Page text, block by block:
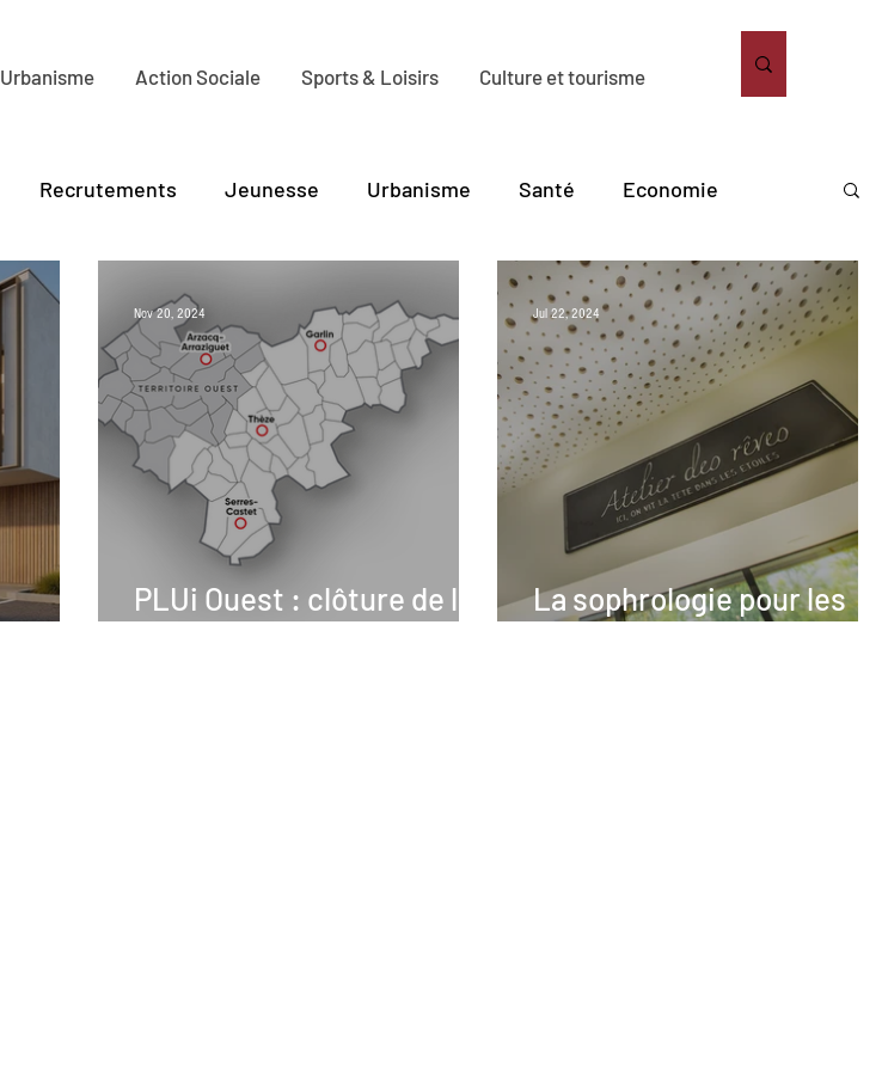
Urbanisme Action Sociale Sports & Loisirs Culture et tourisme
Recrutements Jeunesse Urbanisme Santé Economie
PLR Solidarité Sport Loisirs
PLUi Ouest : clôture de la
Nov 20, 2024
La sophrologie pour les
Jul 22, 2024